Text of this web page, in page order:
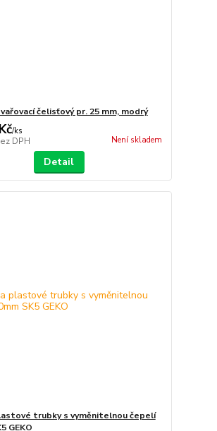
čelisťový pr. 25 mm, modrý
/ks
DPH Není skladem
Detail
trubky s vyměnitelnou čepelí
GEKO